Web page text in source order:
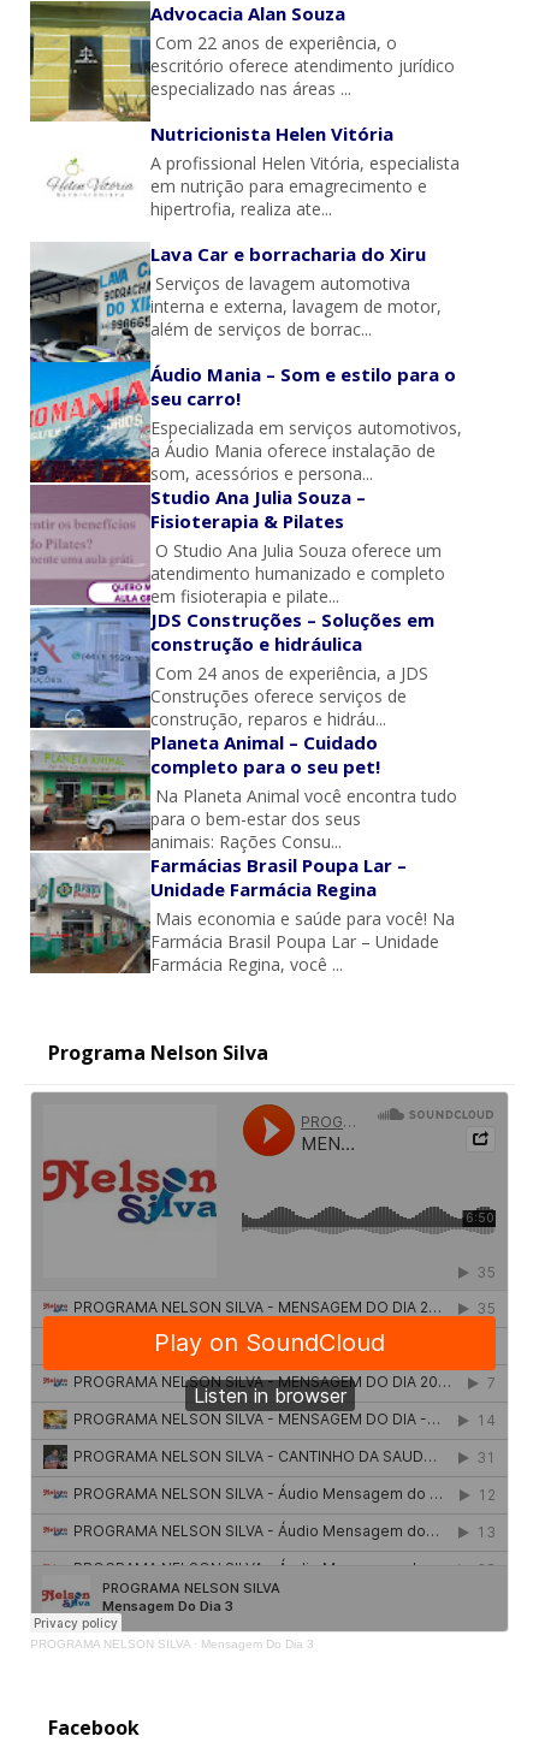
Advocacia Alan Souza
Com 22 anos de experiência, o
escritório oferece atendimento jurídico
especializado nas áreas ...
Nutricionista Helen Vitória
A profissional Helen Vitória, especialista
em nutrição para emagrecimento e
hipertrofia, realiza ate...
Lava Car e borracharia do Xiru
Serviços de lavagem automotiva
interna e externa, lavagem de motor,
além de serviços de borrac...
Áudio Mania – Som e estilo para o
seu carro!
Especializada em serviços automotivos,
a Áudio Mania oferece instalação de
som, acessórios e persona...
Studio Ana Julia Souza –
Fisioterapia & Pilates
O Studio Ana Julia Souza oferece um
atendimento humanizado e completo
em fisioterapia e pilate...
JDS Construções – Soluções em
construção e hidráulica
Com 24 anos de experiência, a JDS
Construções oferece serviços de
construção, reparos e hidráu...
Planeta Animal – Cuidado
completo para o seu pet!
Na Planeta Animal você encontra tudo
para o bem-estar dos seus
animais: Rações Consu...
Farmácias Brasil Poupa Lar –
Unidade Farmácia Regina
Mais economia e saúde para você! Na
Farmácia Brasil Poupa Lar – Unidade
Farmácia Regina, você ...
Programa Nelson Silva
PROGRAMA NELSON SILVA · Mensagem Do Dia 3
Facebook